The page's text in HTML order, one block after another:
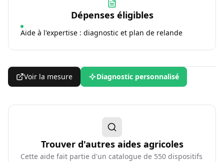
Dépenses éligibles
Aide à l'expertise : diagnostic et plan de relande
Voir la mesure Diagnostic personnalisé
Trouver d'autres aides agricoles
Cette aide fait partie d'un catalogue de 550 dispositifs